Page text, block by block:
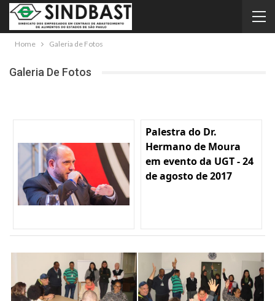
Home Galeria de Fotos
Galeria De Fotos
Palestra do Dr.
Hermano de Moura
em evento da UGT - 24
de agosto de 2017